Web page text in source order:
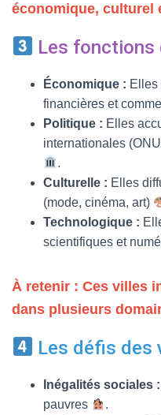
économique, culturel
Les fonctions
Économique : Elles
financières et
Politique : Elles
internationales
.
Culturelle : Elles
(mode, cinéma, art)
Technologique :
scientifiques et
À retenir : Ces villes
dans plusieurs
Les défis des
Inégalités sociales :
pauvres
.